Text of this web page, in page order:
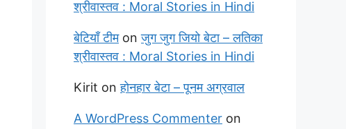
श्रीवास्तव : Moral Stories in Hindi
बेटियाँ टीमonजुग जुग जियो बेटा – लतिका
श्रीवास्तव : Moral Stories in Hindi
Kirit onहोनहार बेटा – पूनम अग्रवाल
A WordPress Commenter on